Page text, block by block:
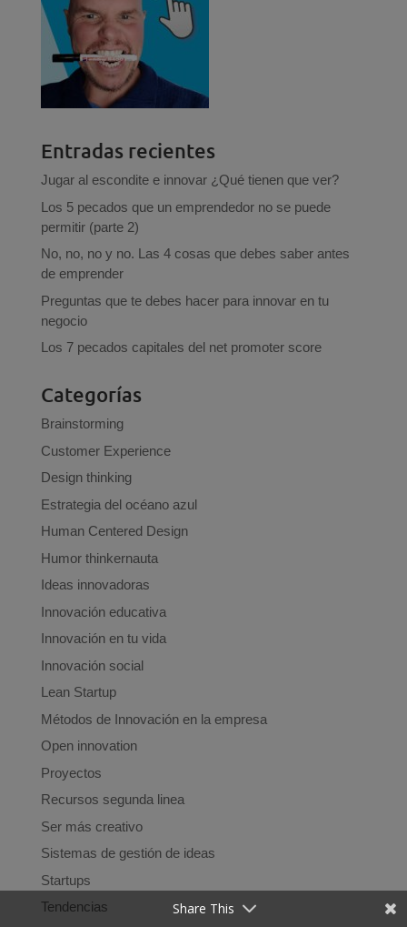
Entradas recientes
Jugar al escondite e innovar ¿Qué tienen que ver?
Los 5 pecados que un emprendedor no se puede
permitir (parte 2)
No, no, no y no. Las 4 cosas que debes saber antes
de emprender
Preguntas que te debes hacer para innovar en tu
negocio
Los 7 pecados capitales del net promoter score
Categorías
Brainstorming
Customer Experience
Design thinking
Estrategia del océano azul
Human Centered Design
Humor thinkernauta
Ideas innovadoras
Innovación educativa
Innovación en tu vida
Innovación social
Lean Startup
Métodos de Innovación en la empresa
Open innovation
Proyectos
Recursos segunda linea
Ser más creativo
Sistemas de gestión de ideas
Startups
Tendencias
Share This